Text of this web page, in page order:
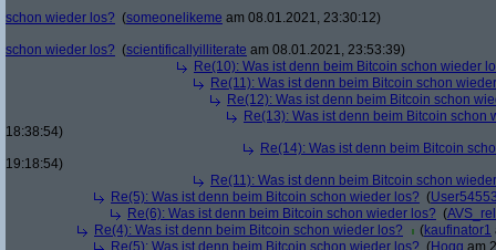
schon wieder los? (someonelikeme am 08.01.2021, 23:30:12)
schon wieder los? (scientificallyilliterate am 08.01.2021, 23:53:39)
Re(10): Was ist denn beim Bitcoin schon wieder
Re(11): Was ist denn beim Bitcoin schon
Re(12): Was ist denn beim Bitcoin schon
Re(13): Was ist denn beim Bitcoin schon
18:38:54)
Re(14): Was ist denn beim Bitcoin
19:18:54)
Re(11): Was ist denn beim Bitcoin schon
Re(5): Was ist denn beim Bitcoin schon wieder los? (
Re(6): Was ist denn beim Bitcoin schon wieder los? (
Re(4): Was ist denn beim Bitcoin schon wieder los?
(kaufinator1
Re(5): Was ist denn beim Bitcoin schon wieder los? (Hoqq am